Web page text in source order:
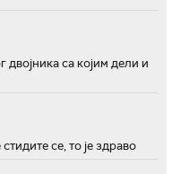
двојника са којим дели и
се, то је здраво